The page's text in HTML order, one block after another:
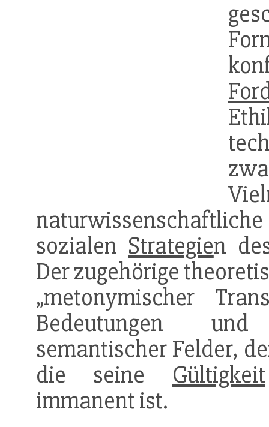
sozialen Strategien
Der zugehörige
„metonymischer
Bedeutungen
semantischer Felder,
die seine Gültigkeit
immanent ist.